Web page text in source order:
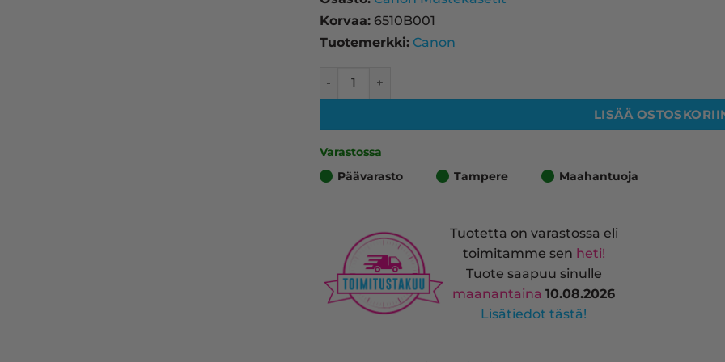
Korvaa: 6510B001
Tuotemerkki: Canon
LISÄÄ
Varastossa
Päävarasto
Tampere Maahantuoja
Tuotetta on varastossa eli
toimitamme sen heti!
Tuote saapuu sinulle
maanantaina10.08.2026
Lisätiedot tästä!